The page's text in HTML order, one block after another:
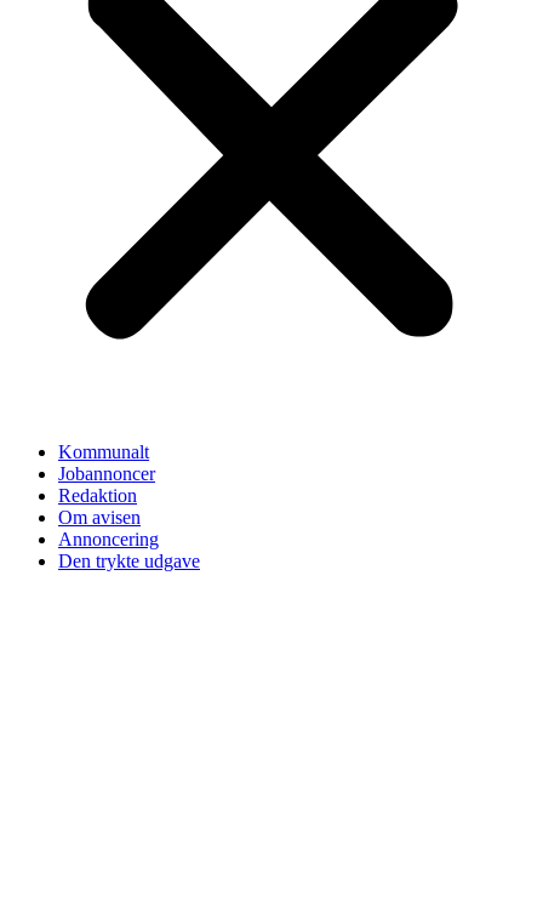
Kommunalt
Jobannoncer
Redaktion
Om avisen
Annoncering
Den trykte udgave